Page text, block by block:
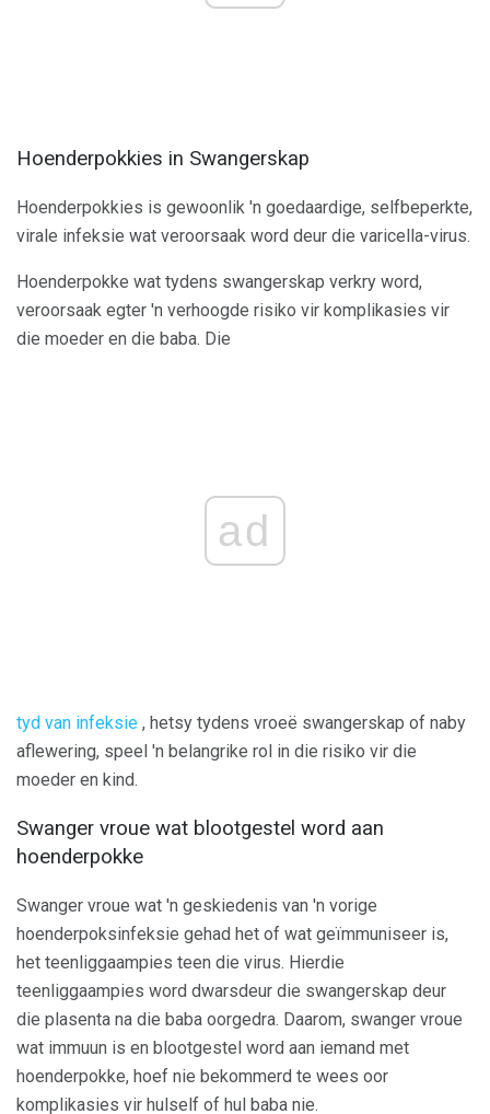
Hoenderpokkies in Swangerskap
Hoenderpokkies is gewoonlik 'n goedaardige, selfbeperkte,
virale infeksie wat veroorsaak word deur die varicella-virus.
Hoenderpokke wat tydens swangerskap verkry word,
veroorsaak egter 'n verhoogde risiko vir komplikasies vir
die moeder en die baba. Die
ad
tyd van infeksie , hetsy tydens vroeë swangerskap of naby
aflewering, speel 'n belangrike rol in die risiko vir die
moeder en kind.
Swanger vroue wat blootgestel word aan
hoenderpokke
Swanger vroue wat 'n geskiedenis van 'n vorige
hoenderpoksinfeksie gehad het of wat geïmmuniseer is,
het teenliggaampies teen die virus. Hierdie
teenliggaampies word dwarsdeur die swangerskap deur
die plasenta na die baba oorgedra. Daarom, swanger vroue
wat immuun is en blootgestel word aan iemand met
hoenderpokke, hoef nie bekommerd te wees oor
komplikasies vir hulself of hul baba nie.